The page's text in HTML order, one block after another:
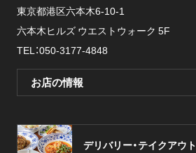
東京都港区六本木6-10-1
六本木ヒルズ ウエストウォーク 5F
TEL：050-3177-4848
お店の情報
デリバリー・テイクアウト